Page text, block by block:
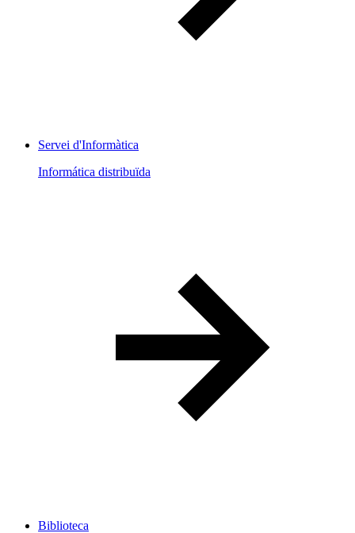
Servei d'Informàtica
Informática distribuïda
Biblioteca